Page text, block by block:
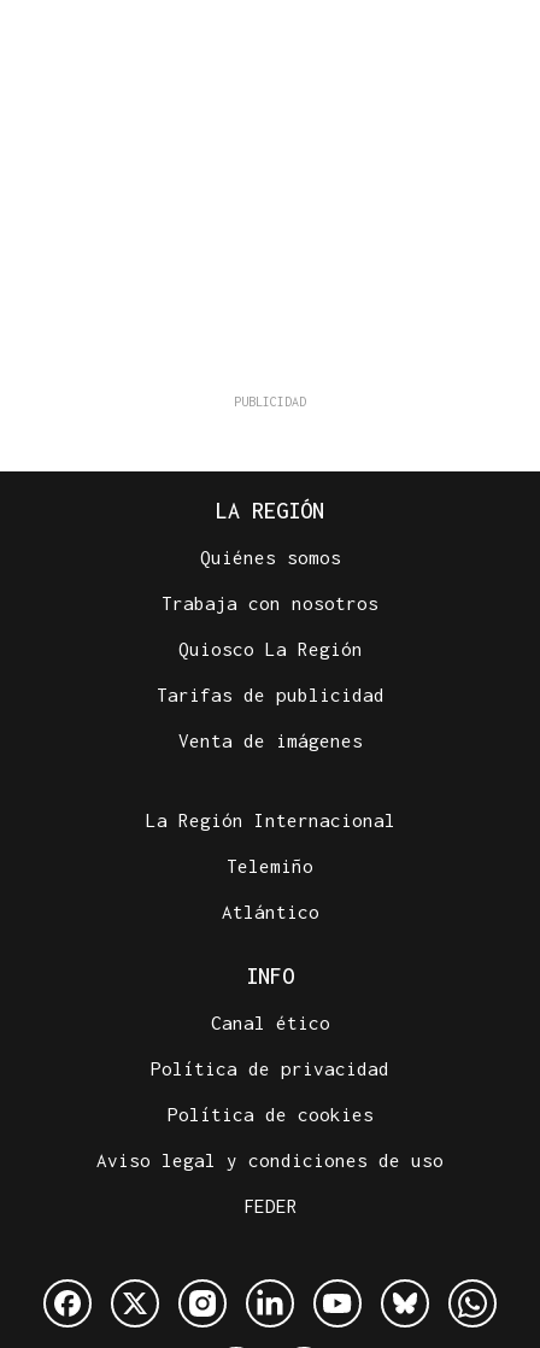
LA REGIÓN
Quiénes somos
Trabaja con nosotros
Quiosco La Región
Tarifas de publicidad
Venta de imágenes
La Región Internacional
Telemiño
Atlántico
INFO
Canal ético
Política de privacidad
Política de cookies
Aviso legal y condiciones de uso
FEDER